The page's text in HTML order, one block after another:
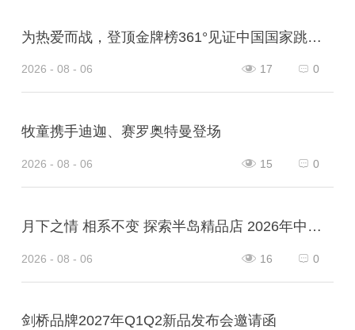
为热爱而战，登顶金牌榜361°见证中国国家跳绳队王者凯旋！
2026 - 08 - 06 0
17
牧童携手迪迦、赛罗奥特曼登场
2026 - 08 - 06 0
15
月下之情 相系不变 探索半岛精品店 2026年中秋系列
2026 - 08 - 06 0
16
剑桥品牌2027年Q1Q2新品发布会邀请函